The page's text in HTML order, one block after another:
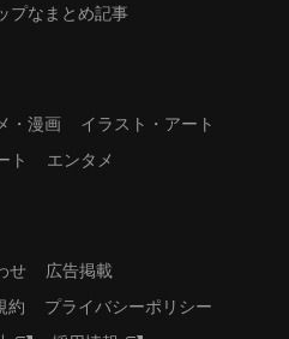
プなまとめ記事
・漫画
イラスト・アート
ト エンタメ
せ
広告掲載
約
プライバシーポリシー